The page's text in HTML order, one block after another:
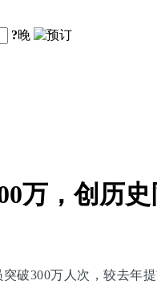
?晚
万，创历
破300万人次，较去年提